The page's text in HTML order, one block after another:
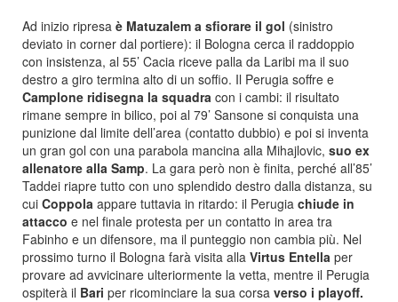
Ad inizio ripresa è Matuzalem a sfiorare il gol (sinistro
deviato in corner dal portiere): il Bologna cerca il raddoppio
con insistenza, al 55’ Cacia riceve palla da Laribi ma il suo
destro a giro termina alto di un soffio. Il Perugia soffre e
Camplone ridisegna la squadra con i cambi: il risultato
rimane sempre in bilico, poi al 79’ Sansone si conquista una
punizione dal limite dell’area (contatto dubbio) e poi si inventa
un gran gol con una parabola mancina alla Mihajlovic, suo ex
allenatore alla Samp. La gara però non è finita, perché all’85’
Taddei riapre tutto con uno splendido destro dalla distanza, su
cui Coppola appare tuttavia in ritardo: il Perugia chiude in
attacco e nel finale protesta per un contatto in area tra
Fabinho e un difensore, ma il punteggio non cambia più. Nel
prossimo turno il Bologna farà visita alla Virtus Entella per
provare ad avvicinare ulteriormente la vetta, mentre il Perugia
ospiterà il Bari per ricominciare la sua corsa verso i playoff.